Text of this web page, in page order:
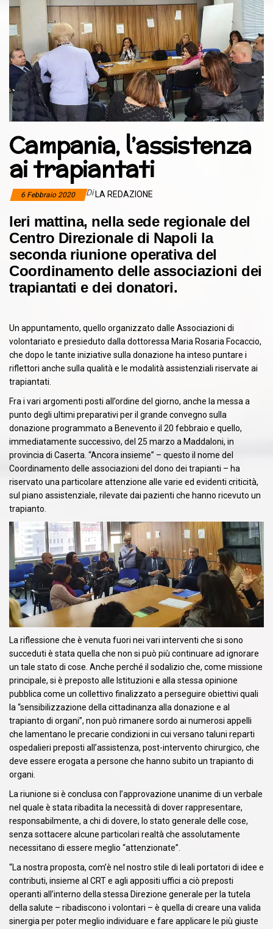
Campania, l’assistenza
ai trapiantati
6 Febbraio 2020 Di LA REDAZIONE
Ieri mattina, nella sede regionale del
Centro Direzionale di Napoli la
seconda riunione operativa del
Coordinamento delle associazioni dei
trapiantati e dei donatori.
Un appuntamento, quello organizzato dalle Associazioni di
volontariato e presieduto dalla dottoressa Maria Rosaria Focaccio,
che dopo le tante iniziative sulla donazione ha inteso puntare i
riflettori anche sulla qualità e le modalità assistenziali riservate ai
trapiantati.
Fra i vari argomenti posti all’ordine del giorno, anche la messa a
punto degli ultimi preparativi per il grande convegno sulla
donazione programmato a Benevento il 20 febbraio e quello,
immediatamente successivo, del 25 marzo a Maddaloni, in
provincia di Caserta. “Ancora insieme” – questo il nome del
Coordinamento delle associazioni del dono dei trapianti – ha
riservato una particolare attenzione alle varie ed evidenti criticità,
sul piano assistenziale, rilevate dai pazienti che hanno ricevuto un
trapianto.
La riflessione che è venuta fuori nei vari interventi che si sono
succeduti è stata quella che non si può più continuare ad ignorare
un tale stato di cose. Anche perché il sodalizio che, come missione
principale, si è preposto alle Istituzioni e alla stessa opinione
pubblica come un collettivo finalizzato a perseguire obiettivi quali
la “sensibilizzazione della cittadinanza alla donazione e al
trapianto di organi”, non può rimanere sordo ai numerosi appelli
che lamentano le precarie condizioni in cui versano taluni reparti
ospedalieri preposti all’assistenza, post-intervento chirurgico, che
deve essere erogata a persone che hanno subito un trapianto di
organi.
La riunione si è conclusa con l’approvazione unanime di un verbale
nel quale è stata ribadita la necessità di dover rappresentare,
responsabilmente, a chi di dovere, lo stato generale delle cose,
senza sottacere alcune particolari realtà che assolutamente
necessitano di essere meglio “attenzionate”.
“La nostra proposta, com’è nel nostro stile di leali portatori di idee e
contributi, insieme al CRT e agli appositi uffici a ciò preposti
operanti all’interno della stessa Direzione generale per la tutela
della salute – ribadiscono i volontari – è quella di creare una valida
sinergia per poter meglio individuare e fare applicare le più giuste